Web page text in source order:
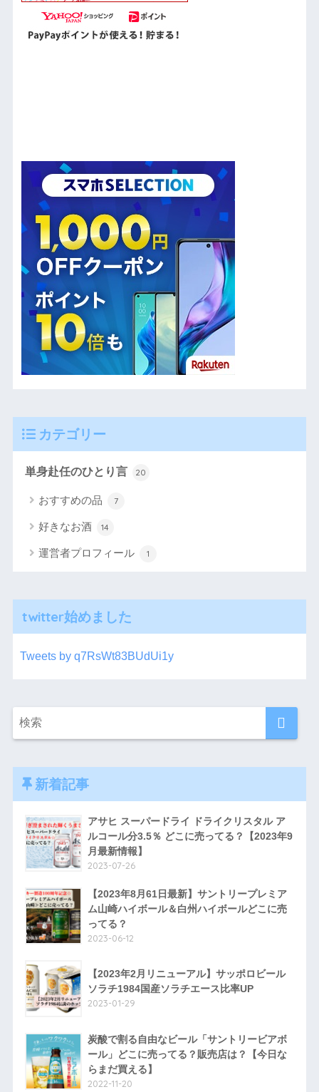
カテゴリー
単身赴任のひとり言 20
おすすめの品 7
好きなお酒 14
運営者プロフィール 1
twitter始めました
Tweets by q7RsWt83BUdUi1y
新着記事
アサヒ スーパードライ ドライクリスタル ア
ルコール分3.5％ どこに売ってる？【2023年9
月最新情報】
2023-07-26
【2023年8月61日最新】サントリープレミア
ム山崎ハイボール＆白州ハイボールどこに売
ってる？
2023-06-12
【2023年2月リニューアル】サッポロビール
ソラチ1984国産ソラチエース比率UP
2023-01-29
炭酸で割る自由なビール「サントリービアボ
ール」どこに売ってる？販売店は？【今日な
らまだ買える】
2022-11-20